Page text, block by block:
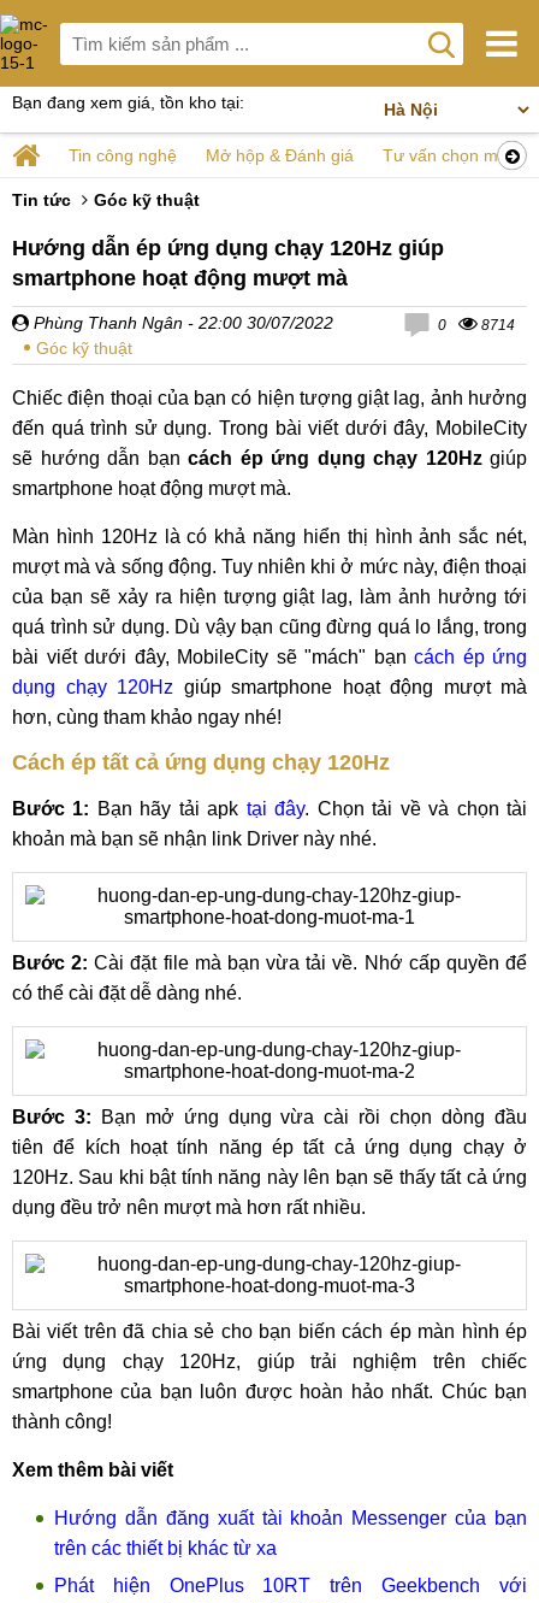
Bạn đang xem giá, tồn kho tại:
Tin công nghệ Mở hộp & Đánh giá Tư vấn chọn mua
Tin tức Góc kỹ thuật
Hướng dẫn ép ứng dụng chạy 120Hz giúp
smartphone hoạt động mượt mà
Phùng Thanh Ngân - 22:00 30/07/2022
Góc kỹ thuật
0 8714
Chiếc điện thoại của bạn có hiện tượng giật lag, ảnh hưởng
đến quá trình sử dụng. Trong bài viết dưới đây, MobileCity
sẽ hướng dẫn bạn cách ép ứng dụng chạy 120Hzgiúp
smartphone hoạt động mượt mà.
Màn hình 120Hz là có khả năng hiển thị hình ảnh sắc nét,
mượt mà và sống động. Tuy nhiên khi ở mức này, điện thoại
của bạn sẽ xảy ra hiện tượng giật lag, làm ảnh hưởng tới
quá trình sử dụng. Dù vậy bạn cũng đừng quá lo lắng, trong
bài viết dưới đây, MobileCity sẽ "mách" bạn cách ép ứng
dụng chạy 120Hz giúp smartphone hoạt động mượt mà
hơn, cùng tham khảo ngay nhé!
Cách ép tất cả ứng dụng chạy 120Hz
Bước 1: Bạn hãy tải apk tại đây. Chọn tải về và chọn tài
khoản mà bạn sẽ nhận link Driver này nhé.
Bước 2: Cài đặt file mà bạn vừa tải về. Nhớ cấp quyền để
có thể cài đặt dễ dàng nhé.
Bước 3: Bạn mở ứng dụng vừa cài rồi chọn dòng đầu
tiên để kích hoạt tính năng ép tất cả ứng dụng chạy ở
120Hz. Sau khi bật tính năng này lên bạn sẽ thấy tất cả ứng
dụng đều trở nên mượt mà hơn rất nhiều.
Bài viết trên đã chia sẻ cho bạn biến cách ép màn hình ép
ứng dụng chạy 120Hz, giúp trải nghiệm trên chiếc
smartphone của bạn luôn được hoàn hảo nhất. Chúc bạn
thành công!
Xem thêm bài viết
Hướng dẫn đăng xuất tài khoản Messenger của bạn
trên các thiết bị khác từ xa
Phát hiện OnePlus 10RT trên Geekbench với